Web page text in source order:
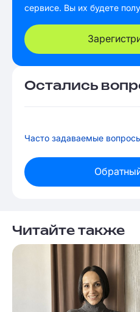
сервисе. Вы их будете
Остались
Часто задаваемые
Читайте также